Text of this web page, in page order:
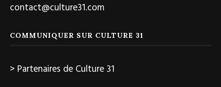
contact@culture31.com
COMMUNIQUER SUR CULTURE 31
> Partenaires de Culture 31